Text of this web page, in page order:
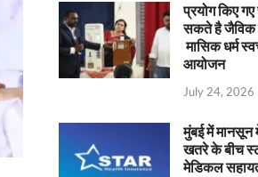
प्रयोग किए
सकते है जैविक
मासिक धर्म
आयोजन
July 24, 2026
मुंबई में
खतरे के बीच
मेडिकल